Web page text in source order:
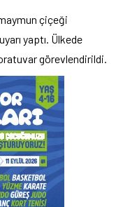
çiçeği
yaptı. Ülkede
görevlendirildi.